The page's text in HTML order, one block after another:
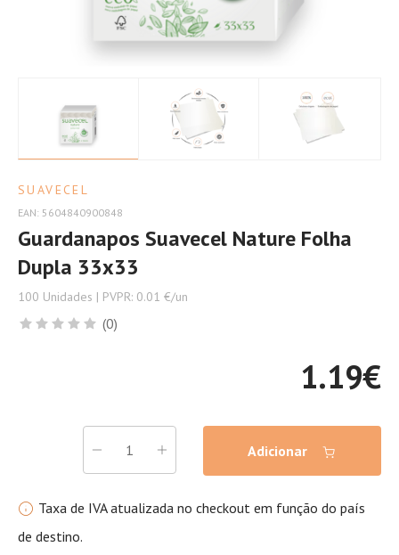
SUAVECEL
EAN: 5604840900848
Guardanapos Suavecel Nature Folha
Dupla 33x33
100 Unidades | PVPR: 0.01 €/un
(0)
1.19€
Adicionar
Taxa de IVA atualizada no checkout em função do país
de destino.